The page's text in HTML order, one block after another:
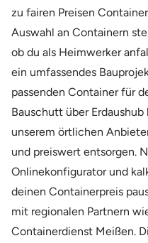
zu fairen Preisen
Auswahl an Containern
ob du als Heimwerker
ein umfassendes
passenden Container für
Bauschutt über
unserem örtlichen
und preiswert entsorgen.
Onlinekonfigurator und
deinen Containerpreis
mit regionalen Partnern
Containerdienst Meißen.